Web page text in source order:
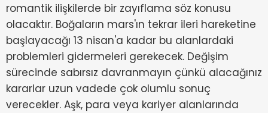
romantik ilişkilerde bir zayıflama söz konusu
olacaktır. Boğaların mars'ın tekrar ileri hareketine
başlayacağı 13 nisan'a kadar bu alanlardaki
problemleri gidermeleri gerekecek. Değişim
sürecinde sabırsız davranmayın çünkü alacağınız
kararlar uzun vadede çok olumlu sonuç
verecekler. Aşk, para veya kariyer alanlarında